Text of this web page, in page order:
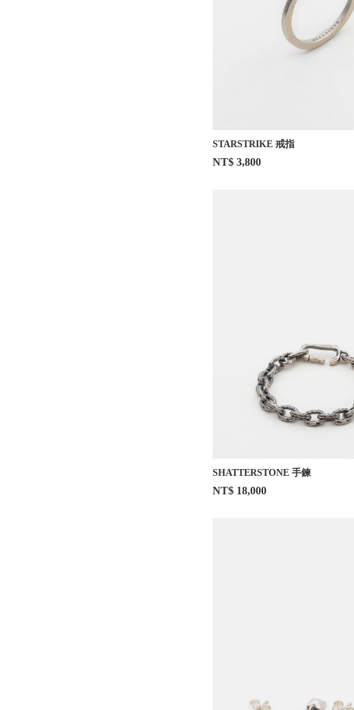
STARSTRIKE 戒指
NT$ 3,800
SHATTERSTONE 手鍊
NT$ 18,000